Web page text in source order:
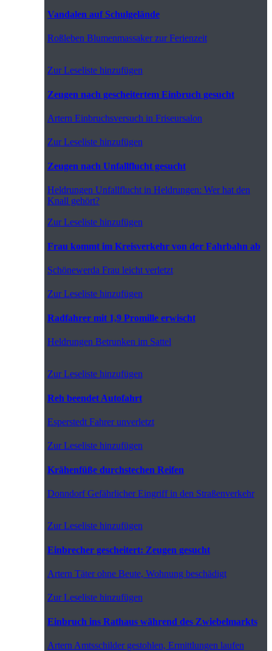
Vandalen auf Schulgelände
Roßleben Blumenmassaker zur Ferienzeit
Zur Leseliste hinzufügen
Zeugen nach gescheitertem Einbruch gesucht
Artern Einbruchsversuch in Friseursalon
Zur Leseliste hinzufügen
Zeugen nach Unfallflucht gesucht
Heldrungen Unfallflucht in Heldrungen: Wer hat den
Knall gehört?
Zur Leseliste hinzufügen
Frau kommt im Kreisverkehr von der Fahrbahn ab
Schönewerda Frau leicht verletzt
Zur Leseliste hinzufügen
Radfahrer mit 1,9 Promille erwischt
Heldrungen Betrunken im Sattel
Zur Leseliste hinzufügen
Reh beendet Autofahrt
EsperstedtFahrer unverletzt
Zur Leseliste hinzufügen
Krähenfüße durchstechen Reifen
DonndorfGefährlicher Eingriff in den Straßenverkehr
Zur Leseliste hinzufügen
Einbrecher gescheitert: Zeugen gesucht
Artern Täter ohne Beute, Wohnung beschädigt
Zur Leseliste hinzufügen
Einbruch ins Rathaus während des Zwiebelmarkts
Artern Amtsschilder gestohlen, Ermittlungen laufen